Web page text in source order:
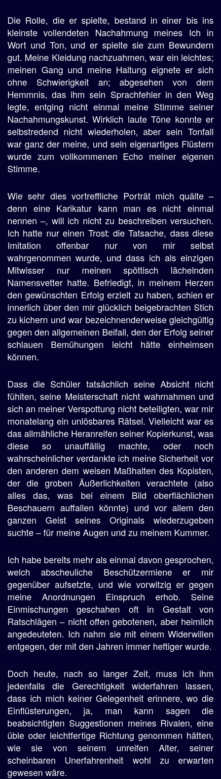
Die Rolle, die er spielte, bestand in einer bis ins
kleinste vollendeten Nachahmung meines Ich in
Wort und Ton, und er spielte sie zum Bewundern
gut. Meine Kleidung nachzuahmen, war ein leichtes;
meinen Gang und meine Haltung eignete er sich
ohne Schwierigkeit an; abgesehen von dem
Hemmnis, das ihm sein Sprachfehler in den Weg
legte, entging nicht einmal meine Stimme seiner
Nachahmungskunst. Wirklich laute Töne konnte er
selbstredend nicht wiederholen, aber sein Tonfall
war ganz der meine, und sein eigenartiges Flüstern
wurde zum vollkommenen Echo meiner eigenen
Stimme.
Wie sehr dies vortreffliche Porträt mich quälte –
denn eine Karikatur kann man es nicht einmal
nennen –, will ich nicht zu beschreiben versuchen.
Ich hatte nur einen Trost: die Tatsache, dass diese
Imitation offenbar nur von mir selbst
wahrgenommen wurde, und dass ich als einzigen
Mitwisser nur meinen spöttisch lächelnden
Namensvetter hatte. Befriedigt, in meinem Herzen
den gewünschten Erfolg erzielt zu haben, schien er
innerlich über den mir glücklich beigebrachten Stich
zu kichern und war bezeichnenderweise gleichgültig
gegen den allgemeinen Beifall, den der Erfolg seiner
schlauen Bemühungen leicht hätte einheimsen
können.
Dass die Schüler tatsächlich seine Absicht nicht
fühlten, seine Meisterschaft nicht wahrnahmen und
sich an meiner Verspottung nicht beteiligten, war mir
monatelang ein unlösbares Rätsel. Vielleicht war es
das allmähliche Heranreifen seiner Kopierkunst, was
diese so unauffällig machte, oder noch
wahrscheinlicher verdankte ich meine Sicherheit vor
den anderen dem weisen Maßhalten des Kopisten,
der die groben Äußerlichkeiten verachtete (also
alles das, was bei einem Bild oberflächlichen
Beschauern auffallen könnte) und vor allem den
ganzen Geist seines Originals wiederzugeben
suchte – für meine Augen und zu meinem Kummer.
Ich habe bereits mehr als einmal davon gesprochen,
welch abscheuliche Beschützermiene er mir
gegenüber aufsetzte, und wie vorwitzig er gegen
meine Anordnungen Einspruch erhob. Seine
Einmischungen geschahen oft in Gestalt von
Ratschlägen – nicht offen gebotenen, aber heimlich
angedeuteten. Ich nahm sie mit einem Widerwillen
entgegen, der mit den Jahren immer heftiger wurde.
Doch heute, nach so langer Zeit, muss ich ihm
jedenfalls die Gerechtigkeit widerfahren lassen,
dass ich mich keiner Gelegenheit erinnere, wo die
Einflüsterungen, ja, man kann sagen die
beabsichtigten Suggestionen meines Rivalen, eine
üble oder leichtfertige Richtung genommen hätten,
wie sie von seinem unreifen Alter, seiner
scheinbaren Unerfahrenheit wohl zu erwarten
gewesen wäre.